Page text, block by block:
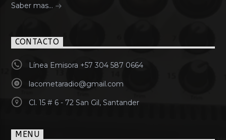
Saber mas...
CONTACTO
Línea Emisora +57 304 587 0664
lacometaradio@gmail.com
Cl. 15 # 6 - 72 San Gil, Santander
MENU